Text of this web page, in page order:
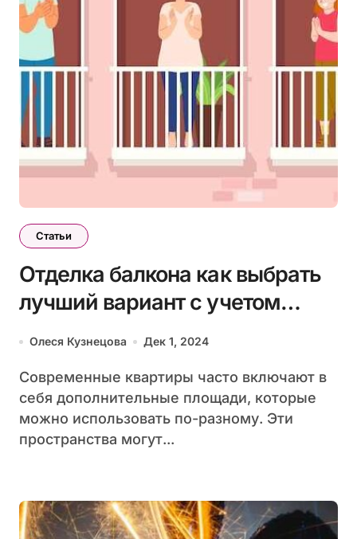
Статьи
Отделка балкона как выбрать
лучший вариант с учетом
плюсов и минусов
Олеся Кузнецова Дек 1, 2024
Современные квартиры часто включают в
себя дополнительные площади, которые
можно использовать по-разному. Эти
пространства могут...